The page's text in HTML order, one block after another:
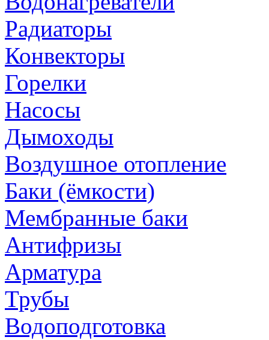
Радиаторы
Конвекторы
Горелки
Насосы
Дымоходы
Воздушное отопление
Баки (ёмкости)
Мембранные баки
Антифризы
Арматура
Трубы
Водоподготовка